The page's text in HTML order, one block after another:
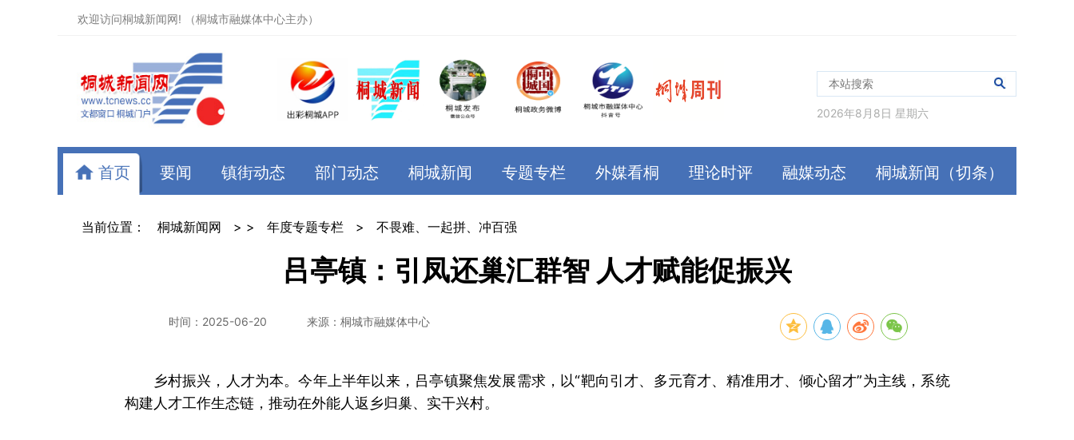
欢迎访问桐城新闻网! （桐城市融媒体中心主办）
2026年8月8日 星期六
首页 要闻 镇街动态 部门动态 桐城新闻 专题专栏 外媒看桐 理论时评 融媒动态 桐城新闻（切条）
当前位置： 桐城新闻网 > > 年度专题专栏 > 不畏难、一起拼、冲百强
吕亭镇：引凤还巢汇群智 人才赋能促振兴
时间：2025-06-20 来源：桐城市融媒体中心
乡村振兴，人才为本。今年上半年以来，吕亭镇聚焦发展需求，以“靶向引才、多元育才、精准用才、倾心留才”为主线，系统
构建人才工作生态链，推动在外能人返乡归巢、实干兴村。